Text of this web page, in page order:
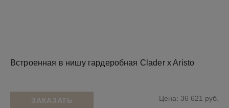
Встроенная в нишу гардеробная Clader x Aristo
ЗАКАЗАТЬ Цена: 36 621 руб.